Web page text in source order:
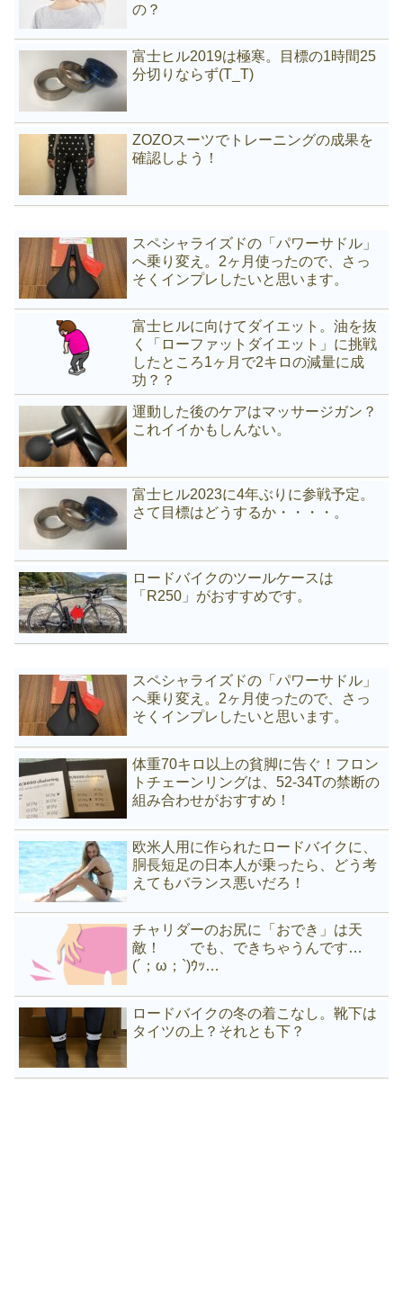
の？
富士ヒル2019は極寒。目標の1時間25
分切りならず(T_T)
ZOZOスーツでトレーニングの成果を
確認しよう！
スペシャライズドの「パワーサドル」
へ乗り変え。2ヶ月使ったので、さっ
そくインプレしたいと思います。
富士ヒルに向けてダイエット。油を抜
く「ローファットダイエット」に挑戦
したところ1ヶ月で2キロの減量に成
功？？
運動した後のケアはマッサージガン？
これイイかもしんない。
富士ヒル2023に4年ぶりに参戦予定。
さて目標はどうするか・・・・。
ロードバイクのツールケースは
「R250」がおすすめです。
スペシャライズドの「パワーサドル」
へ乗り変え。2ヶ月使ったので、さっ
そくインプレしたいと思います。
体重70キロ以上の貧脚に告ぐ！フロン
トチェーンリングは、52-34Tの禁断の
組み合わせがおすすめ！
欧米人用に作られたロードバイクに、
胴長短足の日本人が乗ったら、どう考
えてもバランス悪いだろ！
チャリダーのお尻に「おでき」は天
敵！ でも、できちゃうんです…
(´；ω；`)ｳｯ…
ロードバイクの冬の着こなし。靴下は
タイツの上？それとも下？